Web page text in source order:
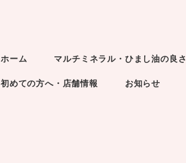
ホーム マルチミネラル・ひまし油の良さ
初めての方へ・店舗情報 お知らせ